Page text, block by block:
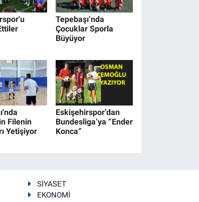
Tepebaşı’nda
Çocuklar Sporla
Büyüyor
Filenin
Yetişiyor
Eskişehirspor’dan
Bundesliga’ya “Ender
Konca”
SİYASET
EKONOMİ